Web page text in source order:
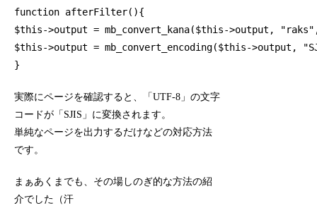
function afterFilter(){
$this->output = mb_convert_kana($this->output,
$this->output = mb_convert_encoding($this->output,
}
実際にページを確認すると、「UTF-8」の文字
コードが「SJIS」に変換されます。
単純なページを出力するだけなどの対応方法
です。
まぁあくまでも、その場しのぎ的な方法の紹
介でした（汗